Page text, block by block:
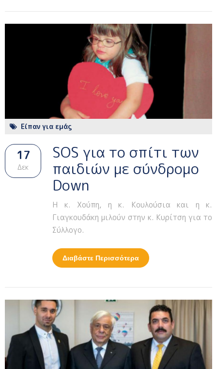
Είπαν για εμάς
17
Δεκ
SOS για το σπίτι των
παιδιών με σύνδρομο
Down
Η κ. Χούπη, η κ. Κουλούσια και η κ.
Γιαγκουδάκη μιλούν στην κ. Κυρίτση για το
Σύλλογο.
Διαβάστε Περισσότερα Για SOS Για Το Σπίτι
Των Παιδιών Με